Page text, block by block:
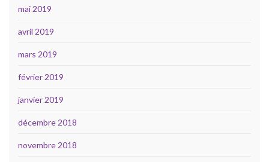
mai 2019
avril 2019
mars 2019
février 2019
janvier 2019
décembre 2018
novembre 2018